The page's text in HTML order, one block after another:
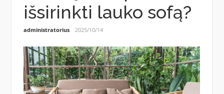
išsirinkti lauko sofą?
administratorius 2025/10/14